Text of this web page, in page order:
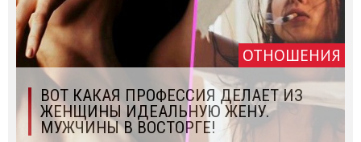
ОТНОШЕНИЯ
ВОТ КАКАЯ ПРОФЕССИЯ ДЕЛАЕТ ИЗ
ЖЕНЩИНЫ ИДЕАЛЬНУЮ ЖЕНУ.
МУЖЧИНЫ В ВОСТОРГЕ!